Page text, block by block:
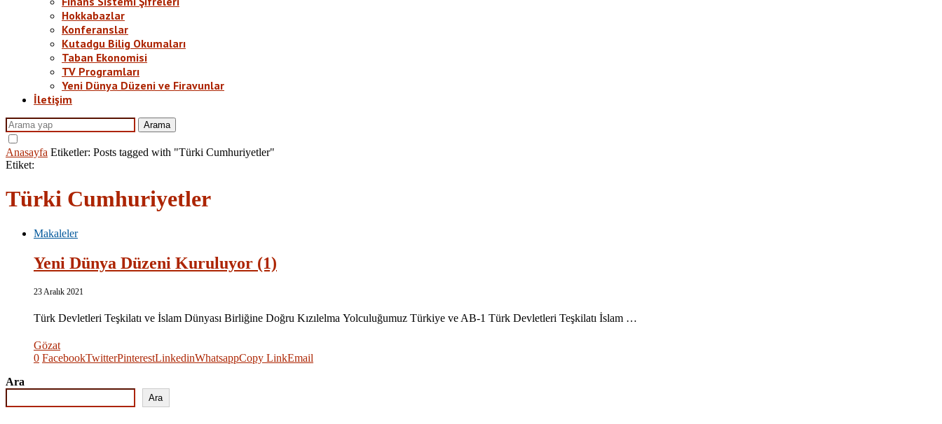
Hokkabazlar
Konferanslar
Kutadgu Bilig Okumaları
Taban Ekonomisi
TV Programları
Yeni Dünya Düzeni ve Firavunlar
İletişim
Arama
Anasayfa Etiketler: Posts tagged with "Türki Cumhuriyetler"
Etiket:
Türki Cumhuriyetler
Makaleler
Yeni Dünya Düzeni Kuruluyor (1)
23 Aralık 2021
Türk Devletleri Teşkilatı ve İslam Dünyası Birliğine Doğru Kızılelma Yolculuğumuz Türkiye ve AB-1 Türk Devletleri Teşkilatı İslam …
Gözat
0 FacebookTwitterPinterestLinkedinWhatsappCopy LinkEmail
Ara
Ara